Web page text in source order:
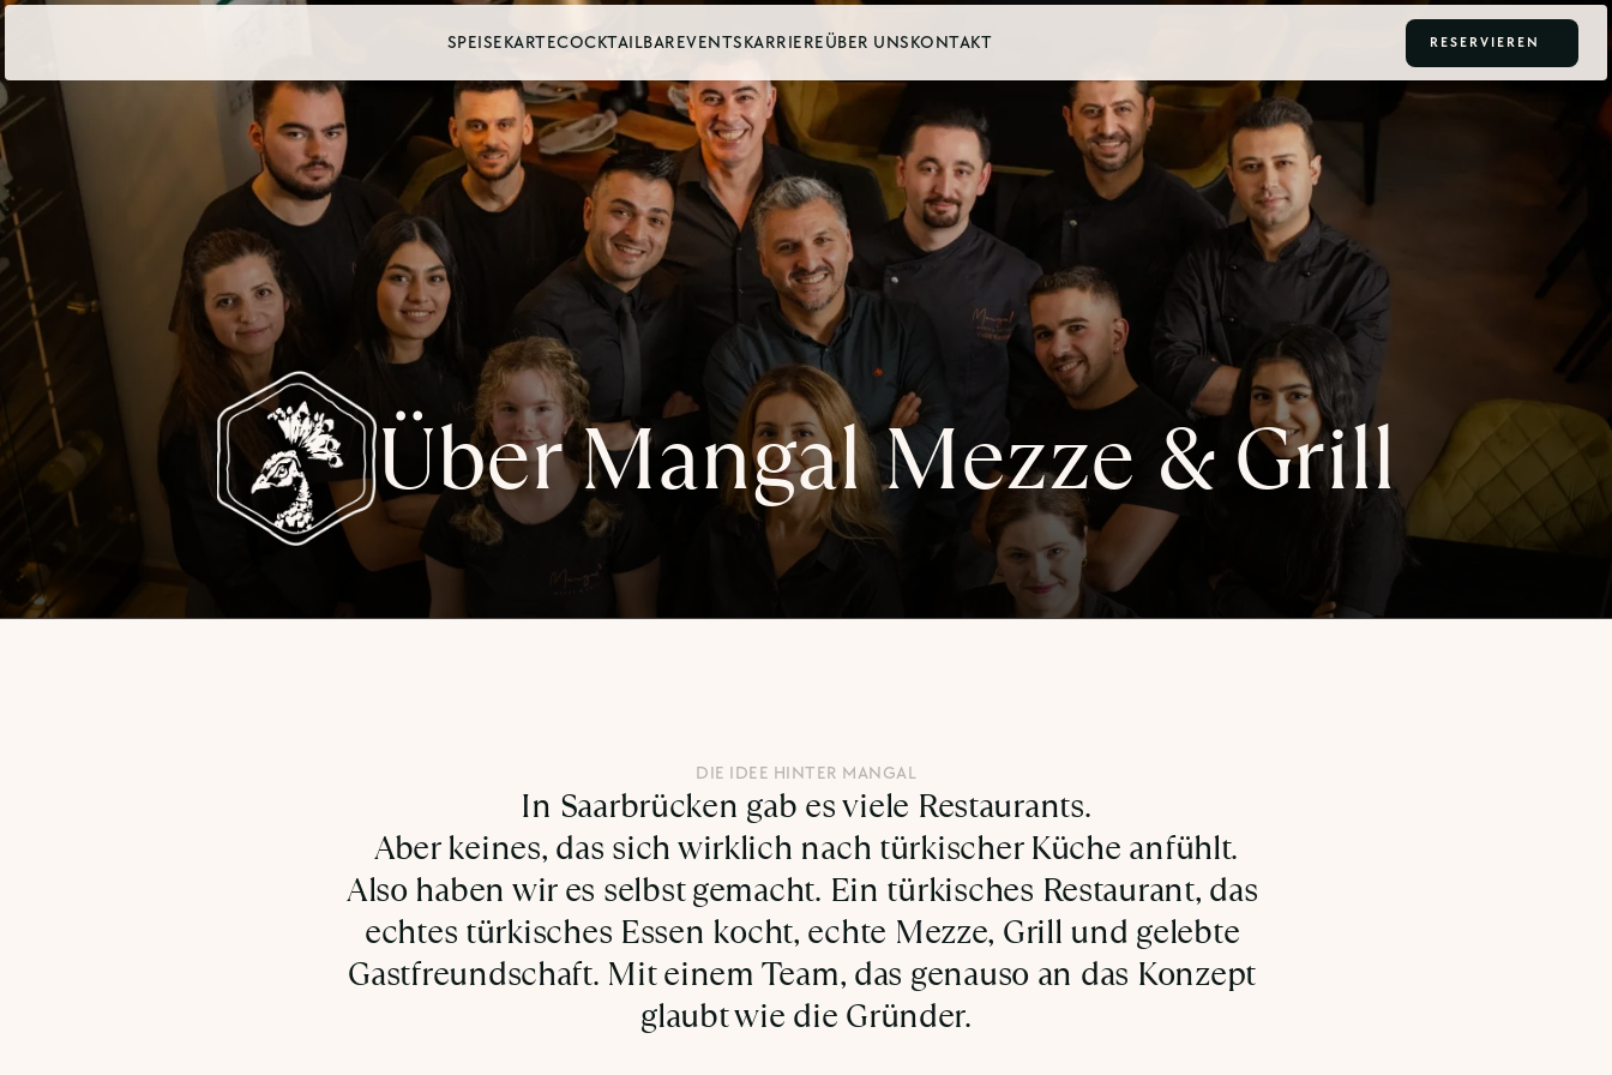
SPEISEKARTECOCKTAILBAREVENTSKARRIEREÜBER UNSKONTAKT RESERVIEREN
Über Mangal Mezze & Grill
DIE IDEE HINTER MANGAL
In Saarbrücken gab es viele Restaurants.
Aber keines, das sich wirklich nach türkischer Küche anfühlt.
Also haben wir es selbst gemacht. Ein türkisches Restaurant, das
echtes türkisches Essen kocht, echte Mezze, Grill und gelebte
Gastfreundschaft. Mit einem Team, das genauso an das Konzept
glaubt wie die Gründer.